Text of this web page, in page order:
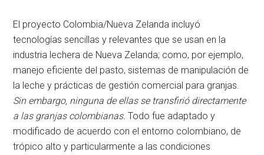
El proyecto Colombia/Nueva Zelanda incluyó
tecnologías sencillas y relevantes que se usan en la
industria lechera de Nueva Zelanda; como, por ejemplo,
manejo eficiente del pasto, sistemas de manipulación de
la leche y prácticas de gestión comercial para granjas.
Sin embargo, ninguna de ellas se transfirió directamente
a las granjas colombianas. Todo fue adaptado y
modificado de acuerdo con el entorno colombiano, de
trópico alto y particularmente a las condiciones